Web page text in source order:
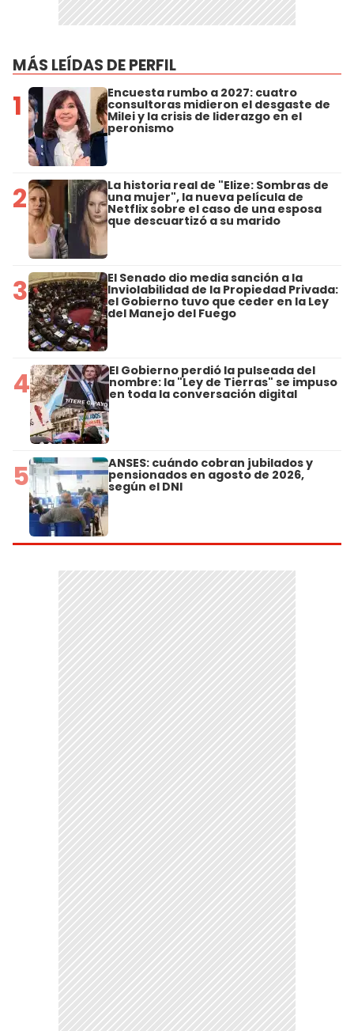
MÁS LEÍDAS DE PERFIL
1 Encuesta rumbo a 2027: cuatro
consultoras midieron el desgaste de
Milei y la crisis de liderazgo en el
peronismo
2 La historia real de "Elize: Sombras de
una mujer", la nueva película de
Netflix sobre el caso de una esposa
que descuartizó a su marido
3 El Senado dio media sanción a la
Inviolabilidad de la Propiedad Privada:
el Gobierno tuvo que ceder en la Ley
del Manejo del Fuego
4 El Gobierno perdió la pulseada del
nombre: la "Ley de Tierras" se impuso
en toda la conversación digital
5 ANSES: cuándo cobran jubilados y
pensionados en agosto de 2026,
según el DNI